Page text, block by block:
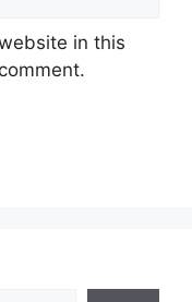
in this